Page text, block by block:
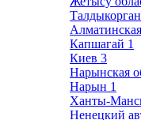
Талдыкорган
Капшагай 1
Киев 3
Нарынская
Нарын 1
Ханты-
Ненецкий